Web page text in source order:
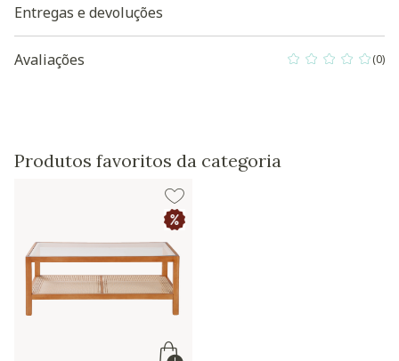
Entregas e devoluções
Avaliações 0 out of 5 (0)
Produtos favoritos da categoria